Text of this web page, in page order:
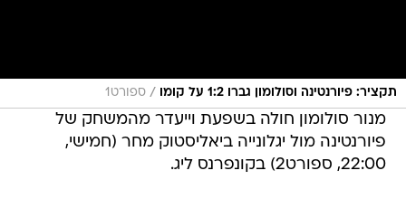
תקציר: פיורנטינה וסולומון גברו 1:2 על קומו / ספורט1
מנור סולומון חולה בשפעת וייעדר מהמשחק של
פיורנטינה מול יגלונייה ביאליסטוק מחר (חמישי,
22:00, ספורט2) בקונפרנס ליג.